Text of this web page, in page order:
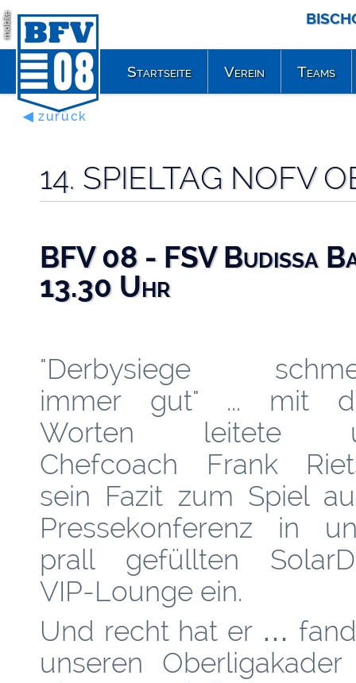
mobile
◀ zurück
14. SPIELTAG NOFV
BFV 08 - FSV Budissa
13.30 Uhr
"Derbysiege
immer gut" ... mit
Worten leitete
Chefcoach Frank
sein Fazit zum Spiel
Pressekonferenz in
prall gefüllten
VIP-Lounge ein.
Und recht hat er …
unseren
Startseite Verein Teams